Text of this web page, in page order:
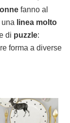
fanno al
una linea molto
di puzzle:
forma a diverse